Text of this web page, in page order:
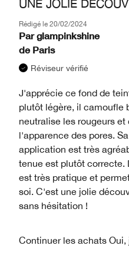
UNE JOLIE
Rédigé le 20/02/2024
Par glampinkshine
de Paris
Réviseur vérifié
J'apprécie ce fond de
plutôt légère, il camoufle
neutralise les rougeurs
l'apparence des pores.
application est très
tenue est plutôt correcte.
est très pratique et
soi. C'est une jolie
sans hésitation !
Continuer les achats Oui,